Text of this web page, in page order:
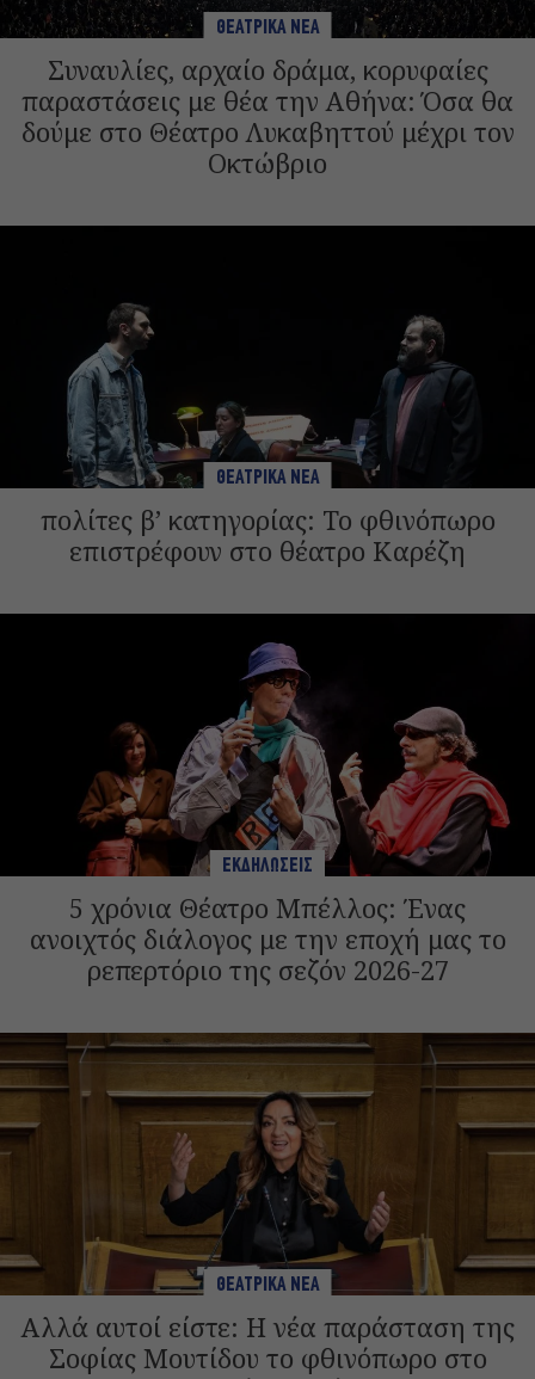
ΘΕΑΤΡΙΚΑ ΝΕΑ
Συναυλίες, αρχαίο δράμα, κορυφαίες
παραστάσεις με θέα την Αθήνα: Όσα θα
δούμε στο Θέατρο Λυκαβηττού μέχρι τον
Οκτώβριο
ΘΕΑΤΡΙΚΑ ΝΕΑ
πολίτες β’ κατηγορίας: Το φθινόπωρο
επιστρέφουν στο θέατρο Καρέζη
ΕΚΔΗΛΩΣΕΙΣ
5 χρόνια Θέατρο Μπέλλος: Ένας
ανοιχτός διάλογος με την εποχή μας το
ρεπερτόριο της σεζόν 2026-27
ΘΕΑΤΡΙΚΑ ΝΕΑ
Αλλά αυτοί είστε: Η νέα παράσταση της
Σοφίας Μουτίδου το φθινόπωρο στο